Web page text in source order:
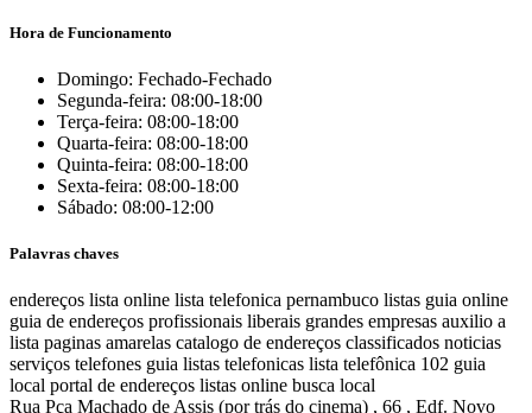
Hora de Funcionamento
Domingo: Fechado-Fechado
Segunda-feira: 08:00-18:00
Terça-feira: 08:00-18:00
Quarta-feira: 08:00-18:00
Quinta-feira: 08:00-18:00
Sexta-feira: 08:00-18:00
Sábado: 08:00-12:00
Palavras chaves
endereços lista online lista telefonica pernambuco listas guia online
guia de endereços profissionais liberais grandes empresas auxilio a
lista paginas amarelas catalogo de endereços classificados noticias
serviços telefones guia listas telefonicas lista telefônica 102 guia
local portal de endereços listas online busca local
Rua Pça Machado de Assis (por trás do cinema) , 66 , Edf. Novo